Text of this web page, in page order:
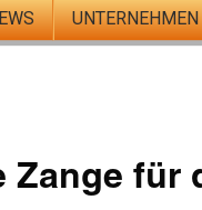
UNTERNEHMEN
Zange für